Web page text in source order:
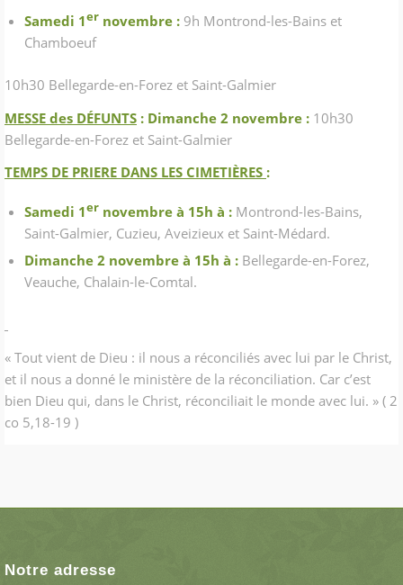
Samedi 1er novembre : 9h Montrond-les-Bains et
Chamboeuf
10h30 Bellegarde-en-Forez et Saint-Galmier
MESSE des DÉFUNTS : Dimanche 2 novembre : 10h30
Bellegarde-en-Forez et Saint-Galmier
TEMPS DE PRIERE DANS LES CIMETIÈRES :
Samedi 1er novembre à 15h à : Montrond-les-Bains,
Saint-Galmier, Cuzieu, Aveizieux et Saint-Médard.
Dimanche 2 novembre à 15h à : Bellegarde-en-Forez,
Veauche, Chalain-le-Comtal.
« Tout vient de Dieu : il nous a réconciliés avec lui par le Christ,
et il nous a donné le ministère de la réconciliation. Car c’est
bien Dieu qui, dans le Christ, réconciliait le monde avec lui. » ( 2
co 5,18-19 )
Notre adresse